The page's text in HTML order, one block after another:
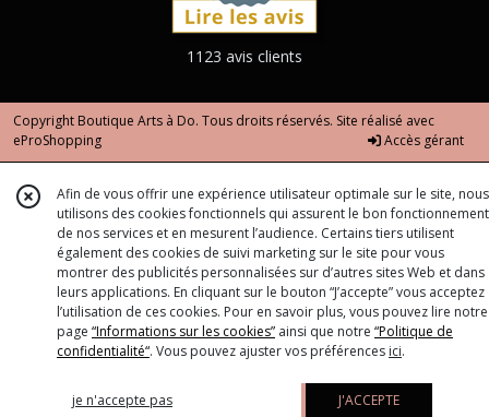
1123 avis clients
Copyright Boutique Arts à Do. Tous droits réservés. Site réalisé avec
eProShopping
Accès gérant
Afin de vous offrir une expérience utilisateur optimale sur le site, nous
utilisons des cookies fonctionnels qui assurent le bon fonctionnement
de nos services et en mesurent l’audience. Certains tiers utilisent
également des cookies de suivi marketing sur le site pour vous
montrer des publicités personnalisées sur d’autres sites Web et dans
leurs applications. En cliquant sur le bouton “J’accepte” vous acceptez
l’utilisation de ces cookies. Pour en savoir plus, vous pouvez lire notre
page “Informations sur les cookies” ainsi que notre “Politique de
confidentialité“. Vous pouvez ajuster vos préférences ici.
je n'accepte pas J'ACCEPTE